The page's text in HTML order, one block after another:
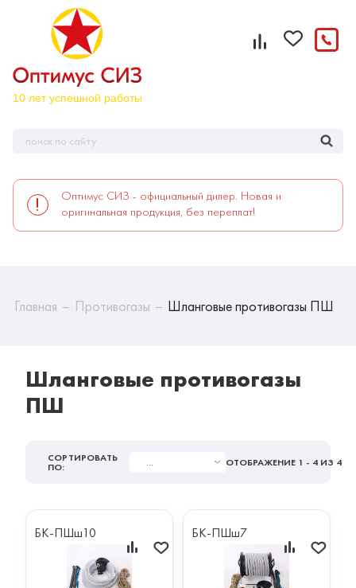
Оптимус СИЗ - официальный дилер. Новая и
оригинальная продукция, без переплат!
Главная Противогазы Шланговые противогазы ПШ
Шланговые противогазы
ПШ
СОРТИРОВАТЬ
ПО: ... ОТОБРАЖЕНИЕ 1 - 4 ИЗ 4
БК-ПШш10 БК-ПШш7